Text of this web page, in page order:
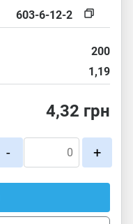
603-6-12-2
200
1,19
4,32 грн
- +